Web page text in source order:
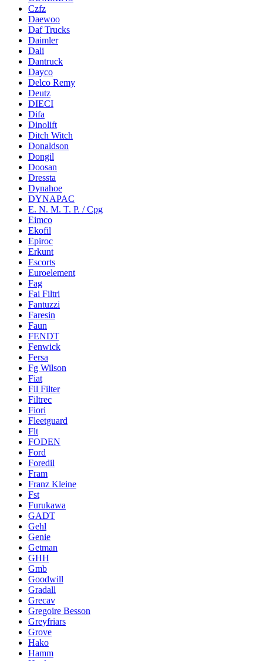
Czfz
Daewoo
Daf Trucks
Daimler
Dali
Dantruck
Dayco
Delco Remy
Deutz
DIECI
Difa
Dinolift
Ditch Witch
Donaldson
Dongil
Doosan
Dressta
Dynahoe
DYNAPAC
E. N. M. T. P. / Cpg
Eimco
Ekofil
Epiroc
Erkunt
Escorts
Euroelement
Fag
Fai Filtri
Fantuzzi
Faresin
Faun
FENDT
Fenwick
Fersa
Fg Wilson
Fiat
Fil Filter
Filtrec
Fiori
Fleetguard
Flt
FODEN
Ford
Foredil
Fram
Franz Kleine
Fst
Furukawa
GADT
Gehl
Genie
Getman
GHH
Gmb
Goodwill
Gradall
Grecav
Gregoire Besson
Greyfriars
Grove
Hako
Hamm